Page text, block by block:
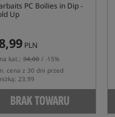
PC Boilies in Dip -
Up
PLN
kat.: 34,00 / -15%
cena z 30 dni przed
23.99
BRAK TOWARU